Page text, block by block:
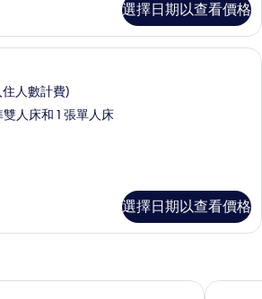
選擇日期以查看價格
客房內保險箱、書桌、遮光布/窗簾、
人數計費)
人床和 1 張單人床
選擇日期以查看價格
巴爾姆